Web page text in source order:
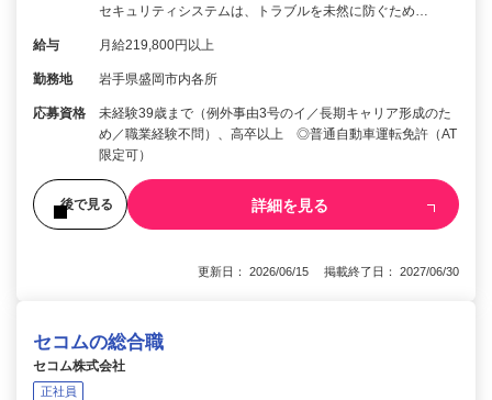
セキュリティシステムは、トラブルを未然に防ぐため…
給与 月給219,800円以上
勤務地 岩手県盛岡市内各所
応募資格
未経験39歳まで（例外事由3号のイ／長期キャリア形成のた
め／職業経験不問）、高卒以上 ◎普通自動車運転免許（AT
限定可）
後で見る 詳細を見る
更新日： 2026/06/15 掲載終了日： 2027/06/30
セコムの総合職
セコム株式会社
正社員